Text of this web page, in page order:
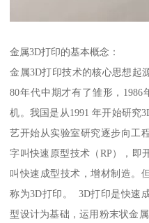
金属3D打印的基本概念：
金属3D打印技术的核心思想起
80年代中期才有了雏形，1986
机。我国是从1991 年开始研究
艺开始从实验室研究逐步向工
字叫快速原型技术（RP），即
叫快速成型技术，增材制造。
称为3D打印。 3D打印是快速
型设计为基础，运用粉末状金